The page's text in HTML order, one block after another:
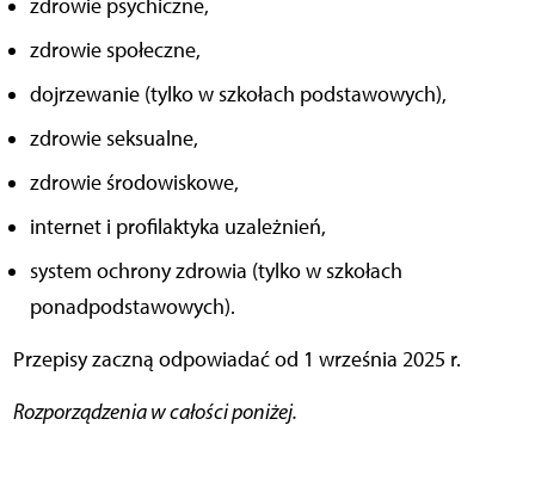
zdrowie psychiczne,
zdrowie społeczne,
dojrzewanie (tylko w szkołach podstawowych),
zdrowie seksualne,
zdrowie środowiskowe,
internet i profilaktyka uzależnień,
system ochrony zdrowia (tylko w szkołach
ponadpodstawowych).
Przepisy zaczną odpowiadać od 1 września 2025 r.
Rozporządzenia w całości poniżej.